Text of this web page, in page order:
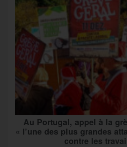
Au Portugal, appel à la
« l’une des plus grandes
contre les